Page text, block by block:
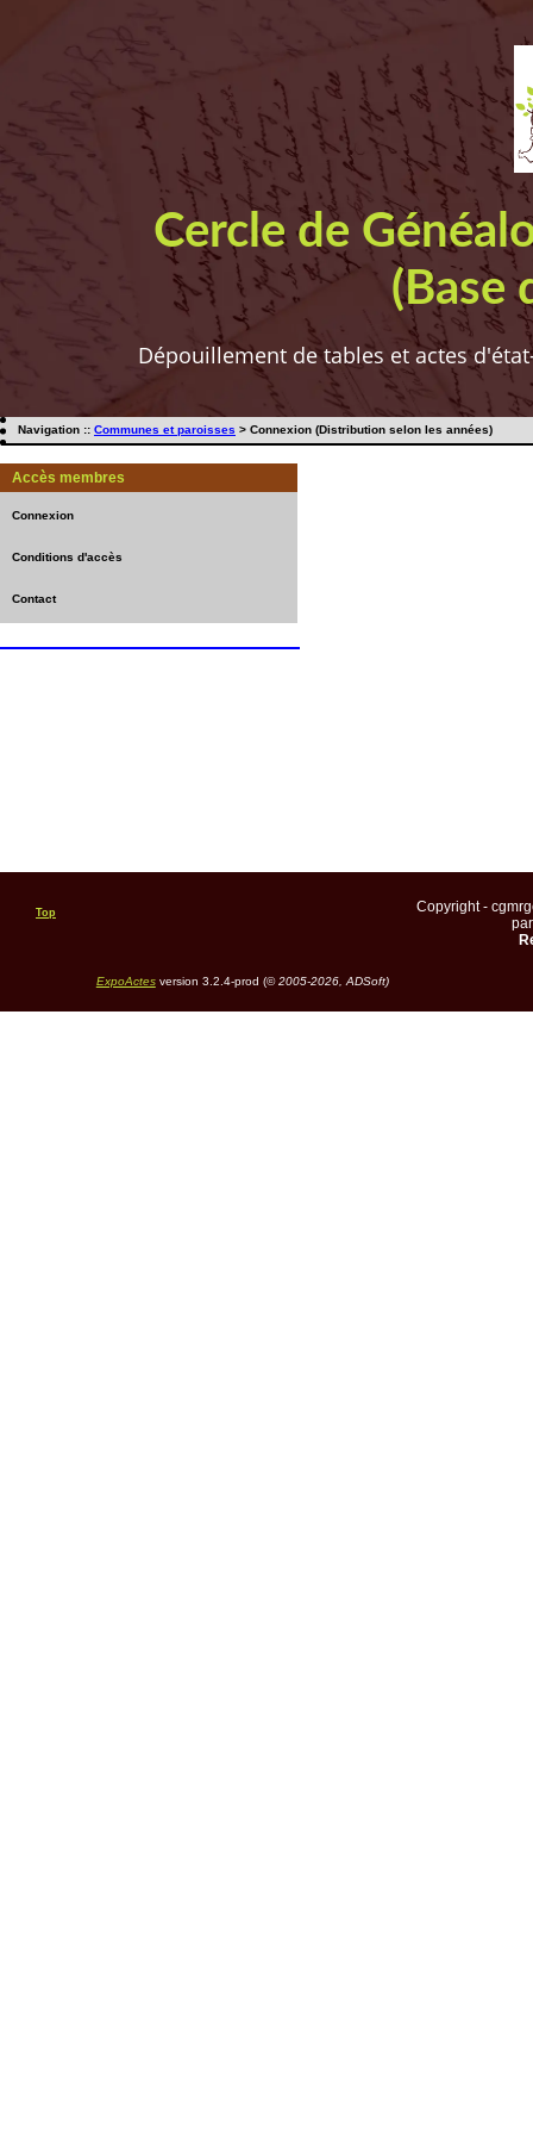
Cercle de
(Base
Dépouillement de tables et actes
Navigation :: Communes et paroisses > Connexion (Distribution selon les années)
Accès membres
Connexion
Conditions d'accès
Contact
Top
Copyright -
ExpoActesversion 3.2.4-prod (©2005-2026, ADSoft)